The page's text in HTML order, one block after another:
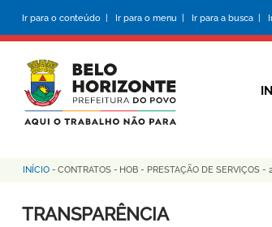
conteúdo
principal
Ir para o conteúdo | Ir para o menu | Ir para a busca |
Trilha
de
INÍCIO - CONTRATOS - HOB - PRESTAÇÃO DE SERVIÇOS -
TRANSPARÊNCIA